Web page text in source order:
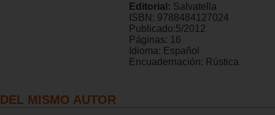
Editorial: Salvatella
ISBN: 9788484127024
Publicado:5/2012
Páginas: 16
Idioma: Español
Encuadernación: Rústica
DEL MISMO AUTOR